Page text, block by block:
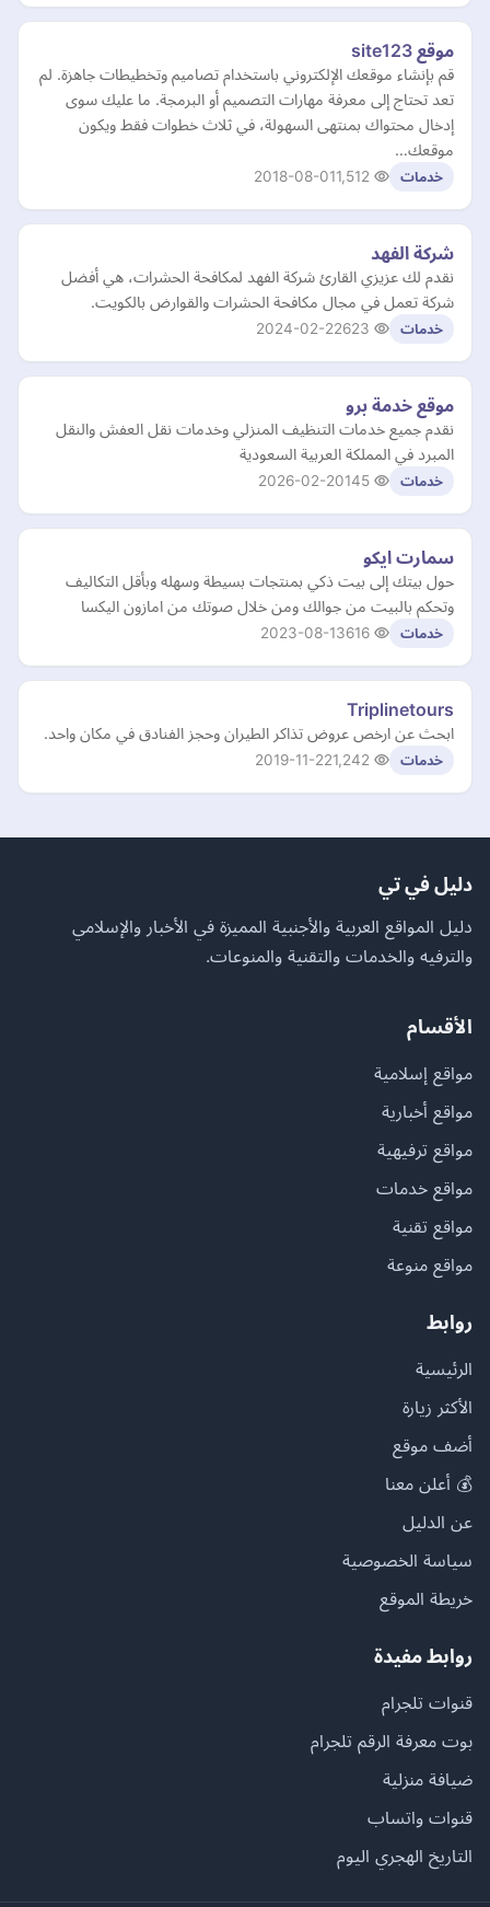
موقع site123
قم بإنشاء موقعك الإلكتروني باستخدام تصاميم وتخطيطات جاهزة. لم
تعد تحتاج إلى معرفة مهارات التصميم أو البرمجة. ما عليك سوى
إدخال محتواك بمنتهى السهولة، في ثلاث خطوات فقط ويكون
موقعك…
خدمات 2018-08-01
شركة الفهد
نقدم لك عزيزي القارئ شركة الفهد لمكافحة الحشرات، هي أفضل
شركة تعمل في مجال مكافحة الحشرات والقوارض بالكويت.
خدمات 2024-02-22
موقع خدمة برو
نقدم جميع خدمات التنظيف المنزلي وخدمات نقل العفش والنقل
المبرد في المملكة العربية السعودية
خدمات 2026-02-20
سمارت ايكو
حول بيتك إلى بيت ذكي بمنتجات بسيطة وسهله وبأقل التكاليف
وتحكم بالبيت من جوالك ومن خلال صوتك من امازون اليكسا
خدمات 2023-08-13
Triplinetours
ابحث عن ارخص عروض تذاكر الطيران وحجز الفنادق في مكان واحد.
خدمات 2019-11-22
دليل في تي
دليل المواقع العربية والأجنبية المميزة في الأخبار والإسلامي
والترفيه والخدمات والتقنية والمنوعات.
الأقسام
مواقع إسلامية
مواقع أخبارية
مواقع ترفيهية
مواقع خدمات
مواقع تقنية
مواقع منوعة
روابط
الرئيسية
الأكثر زيارة
أضف موقع
💰 أعلن معنا
عن الدليل
سياسة الخصوصية
خريطة الموقع
روابط مفيدة
قنوات تلجرام
بوت معرفة الرقم تلجرام
ضيافة منزلية
قنوات واتساب
التاريخ الهجري اليوم